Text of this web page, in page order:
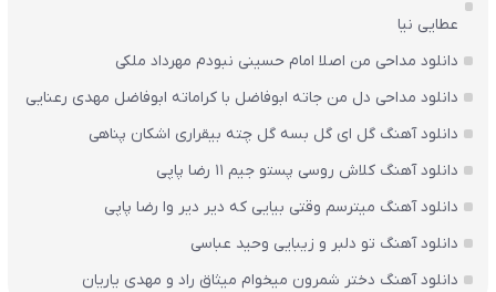
عطایی نیا
دانلود مداحی من اصلا امام حسینی نبودم مهرداد ملکی
دانلود مداحی دل من جاته ابوفاضل با کراماته ابوفاضل مهدی رعنایی
دانلود آهنگ گل ای گل بسه گل چته بیقراری اشکان پناهی
دانلود آهنگ کلاش روسی پستو جیم ۱۱ رضا پاپی
دانلود آهنگ میترسم وقتی بیایی که دیر دیر وا رضا پاپی
دانلود آهنگ تو دلبر و زیبایی وحید عباسی
دانلود آهنگ دختر شمرون میخوام میثاق راد و مهدی یاریان